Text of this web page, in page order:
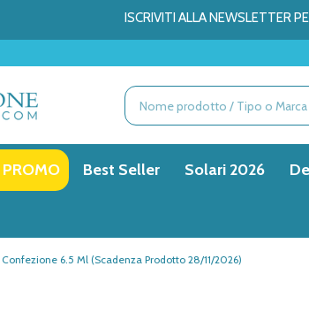
ISCRIVITI ALLA NEWSLETTER
Ricerca
PROMO Best Seller Solari 2026
6.5 Ml (Scadenza Prodotto 28/11/2026)